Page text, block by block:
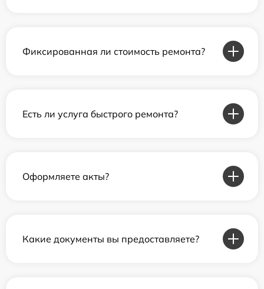
Фиксированная ли стоимость ремонта?
Есть ли услуга быстрого ремонта?
Оформляете акты?
Какие документы вы предоставляете?